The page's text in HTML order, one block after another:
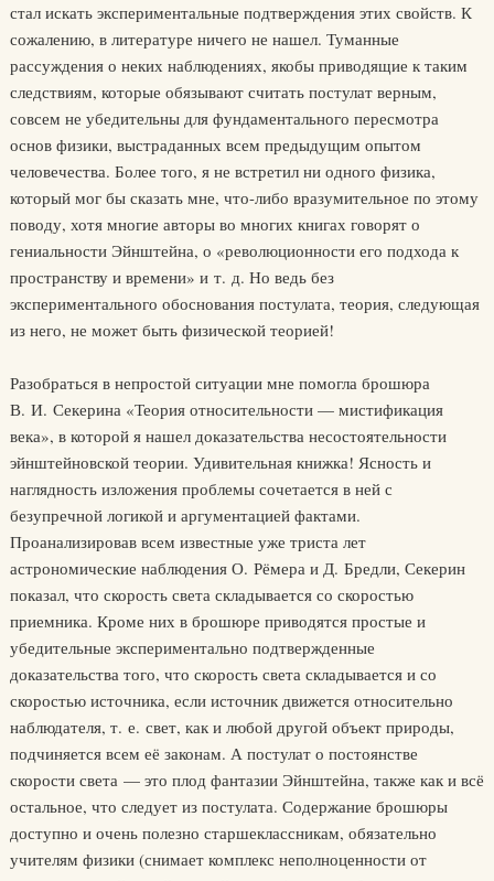
стал искать экспериментальные подтверждения этих свойств. К
сожалению, в литературе ничего не нашел. Туманные
рассуждения о неких наблюдениях, якобы приводящие к таким
следствиям, которые обязывают считать постулат верным,
совсем не убедительны для фундаментального пересмотра
основ физики, выстраданных всем предыдущим опытом
человечества. Более того, я не встретил ни одного физика,
который мог бы сказать мне, что-либо вразумительное по этому
поводу, хотя многие авторы во многих книгах говорят о
гениальности Эйнштейна, о «революционности его подхода к
пространству и времени» и т. д. Но ведь без
экспериментального обоснования постулата, теория, следующая
из него, не может быть физической теорией!
Разобраться в непростой ситуации мне помогла брошюра
В. И. Секерина «Теория относительности — мистификация
века», в которой я нашел доказательства несостоятельности
эйнштейновской теории. Удивительная книжка! Ясность и
наглядность изложения проблемы сочетается в ней с
безупречной логикой и аргументацией фактами.
Проанализировав всем известные уже триста лет
астрономические наблюдения О. Рёмера и Д. Бредли, Секерин
показал, что скорость света складывается со скоростью
приемника. Кроме них в брошюре приводятся простые и
убедительные экспериментально подтвержденные
доказательства того, что скорость света складывается и со
скоростью источника, если источник движется относительно
наблюдателя, т. е. свет, как и любой другой объект природы,
подчиняется всем её законам. А постулат о постоянстве
скорости света — это плод фантазии Эйнштейна, также как и всё
остальное, что следует из постулата. Содержание брошюры
доступно и очень полезно старшеклассникам, обязательно
учителям физики (снимает комплекс неполноценности от